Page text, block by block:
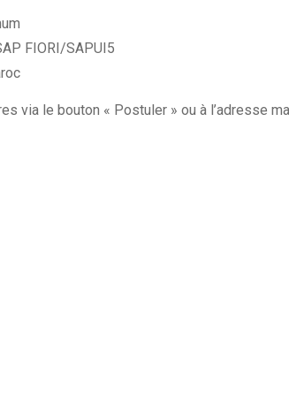
FIORI/SAPUI5
via le bouton « Postuler » ou à l’adresse